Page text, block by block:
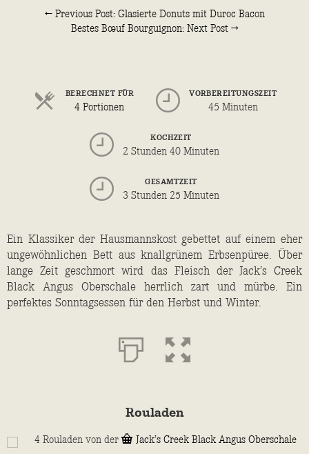
← Previous Post: Glasierte Donuts mit Duroc Bacon
Bestes Bœuf Bourguignon: Next Post →
BERECHNET FÜR
4 Portionen
VORBEREITUNGSZEIT
45 Minuten
KOCHZEIT
2 Stunden 40 Minuten
GESAMTZEIT
3 Stunden 25 Minuten
Ein Klassiker der Hausmannskost gebettet auf einem eher
ungewöhnlichen Bett aus knallgrünem Erbsenpüree. Über
lange Zeit geschmort wird das Fleisch der Jack’s Creek
Black Angus Oberschale herrlich zart und mürbe. Ein
perfektes Sonntagsessen für den Herbst und Winter.
Rouladen
4 Rouladen von der
Jack’s Creek Black Angus Oberschale